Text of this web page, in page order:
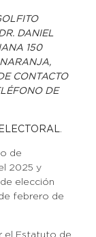
DANIEL
150
CONTACTO
DE
de
2025 y
elección
febrero de
el Estatuto de